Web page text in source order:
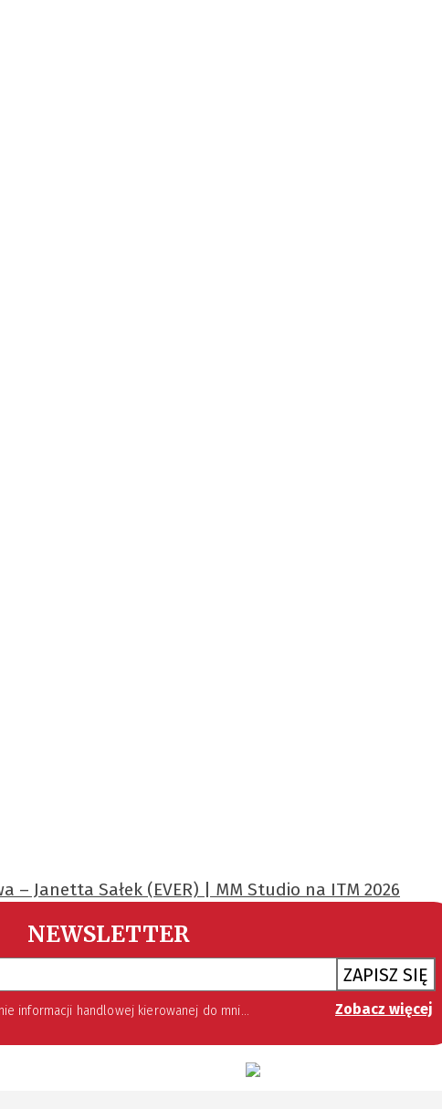
– Janetta Sałek (EVER) | MM Studio na ITM 2026
NEWSLETTER
ZAPISZ SIĘ
przepisem art. 10 ust 2 ustawy z dnia 18 lipca 2002 roku o świadczeniu usług drogą elektroniczną (Dz. U. 144 z 2002 r. poz. 1204). Zgoda jest dobrowolna, jednak jej wyrażenie jest konieczne, aby otrzymywać newsletter. Zobacz więcej